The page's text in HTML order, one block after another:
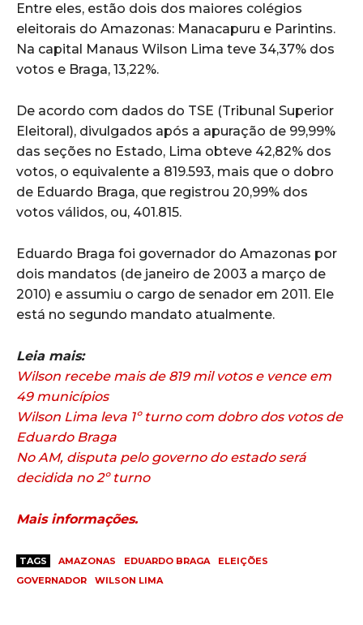
Entre eles, estão dois dos maiores colégios
eleitorais do Amazonas: Manacapuru e Parintins.
Na capital Manaus Wilson Lima teve 34,37% dos
votos e Braga, 13,22%.
De acordo com dados do TSE (Tribunal Superior
Eleitoral), divulgados após a apuração de 99,99%
das seções no Estado, Lima obteve 42,82% dos
votos, o equivalente a 819.593, mais que o dobro
de Eduardo Braga, que registrou 20,99% dos
votos válidos, ou, 401.815.
Eduardo Braga foi governador do Amazonas por
dois mandatos (de janeiro de 2003 a março de
2010) e assumiu o cargo de senador em 2011. Ele
está no segundo mandato atualmente.
Leia mais:
Wilson recebe mais de 819 mil votos e vence em
49 municípios
Wilson Lima leva 1º turno com dobro dos votos de
Eduardo Braga
No AM, disputa pelo governo do estado será
decidida no 2º turno
Mais informações.
TAGS AMAZONAS EDUARDO BRAGA
ELEIÇÕES
GOVERNADOR
WILSON LIMA